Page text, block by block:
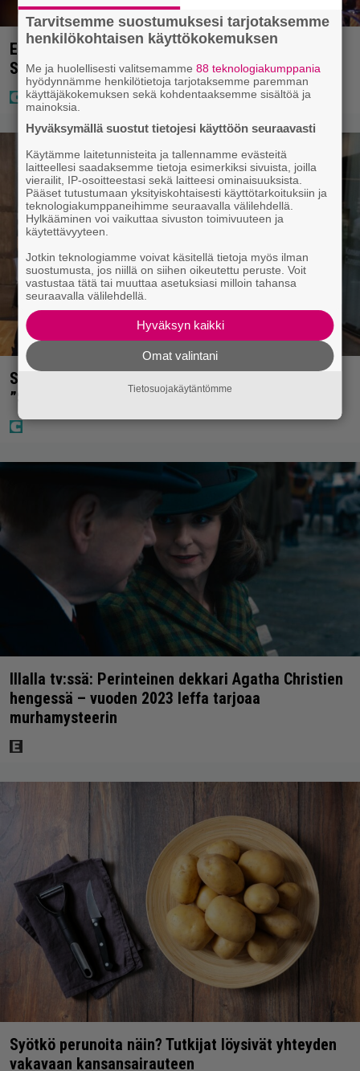
Eurojackpotissa poksahti 32,7 miljoonaa, ja tänne
Suomen isoin voitto meni
Sara ja Mikko Parikka etsivät uutta kotia –
”Seuraavaan kotiin tämmöinen”
Illalla tv:ssä: Perinteinen dekkari Agatha Christien
hengessä – vuoden 2023 leffa tarjoaa
murhamysteerin
Syötkö perunoita näin? Tutkijat löysivät yhteyden
vakavaan kansansairauteen
Tarvitsemme suostumuksesi tarjotaksemme
henkilökohtaisen käyttökokemuksen
Me ja huolellisesti valitsemamme88 teknologiakumppania
hyödynnämme henkilötietoja tarjotaksemme paremman
käyttäjäkokemuksen sekä kohdentaaksemme sisältöä ja
mainoksia.
Hyväksymällä suostut tietojesi käyttöön seuraavasti
Käytämme laitetunnisteita ja tallennamme evästeitä
laitteellesi saadaksemme tietoja esimerkiksi sivuista, joilla
vierailit, IP-osoitteestasi sekä laitteesi ominaisuuksista.
Pääset tutustumaan yksityiskohtaisesti käyttötarkoituksiin ja
teknologiakumppaneihimme seuraavalla välilehdellä.
Hylkääminen voi vaikuttaa sivuston toimivuuteen ja
käytettävyyteen.
Jotkin teknologiamme voivat käsitellä tietoja myös ilman
suostumusta, jos niillä on siihen oikeutettu peruste. Voit
vastustaa tätä tai muuttaa asetuksiasi milloin tahansa
seuraavalla välilehdellä.
Hyväksyn kaikki
Omat valintani
Tietosuojakäytäntömme